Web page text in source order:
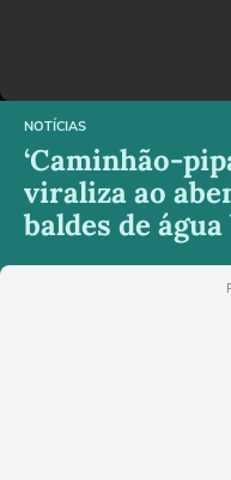
NOTÍCIAS
‘Caminhão-
viraliza ao
baldes de